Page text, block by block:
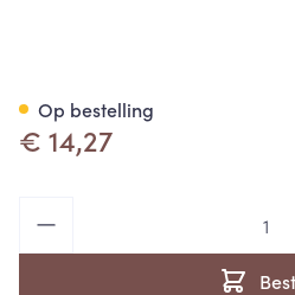
€ 14,27
Op bestelling